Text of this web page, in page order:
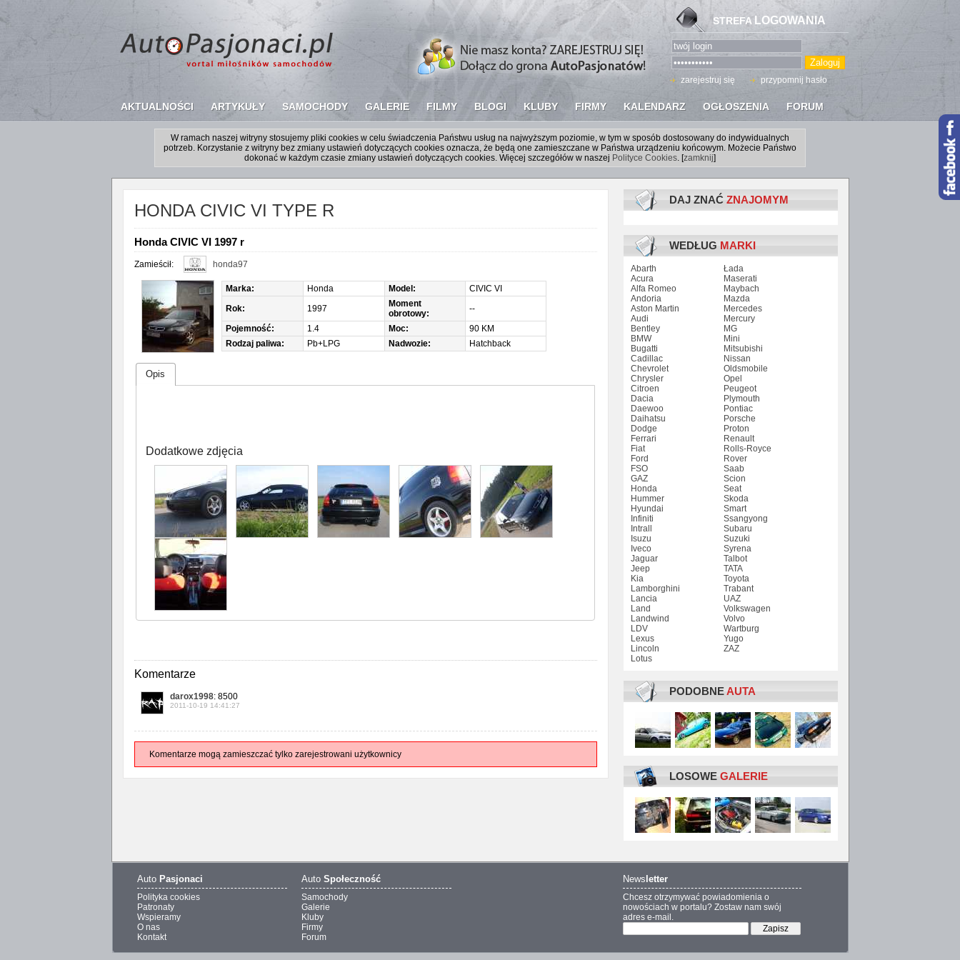
AKTUALNOŚCI ARTYKUŁY SAMOCHODY GALERIE FILMY BLOGI KLUBY FIRMY KALENDARZ OGŁOSZENIA FORUM
STREFA LOGOWANIA
zarejestruj się przypomnij hasło
W ramach naszej witryny stosujemy pliki cookies w celu świadczenia Państwu usług na najwyższym poziomie, w tym w sposób dostosowany do indywidualnych
potrzeb. Korzystanie z witryny bez zmiany ustawień dotyczących cookies oznacza, że będą one zamieszczane w Państwa urządzeniu końcowym. Możecie Państwo
dokonać w każdym czasie zmiany ustawień dotyczących cookies. Więcej szczegółów w naszej Polityce Cookies. [zamknij]
HONDA CIVIC VI TYPE R
Honda CIVIC VI 1997 r
Zamieścił: honda97
Marka: Honda Model:
CIVIC VI
Rok:
1997
Moment
obrotowy:
--
Pojemność:
1.4 Moc:
90 KM
Rodzaj paliwa:
Pb+LPG Nadwozie: Hatchback
Opis
Dodatkowe zdjęcia
Komentarze
darox1998: 8500
2011-10-19 14:41:27
Komentarze mogą zamieszczać tylko zarejestrowani użytkownicy
DAJ ZNAĆ ZNAJOMYM
WEDŁUG MARKI
Abarth
Acura
Alfa Romeo
Andoria
Aston Martin
Audi
Bentley
BMW
Bugatti
Cadillac
Chevrolet
Chrysler
Citroen
Dacia
Daewoo
Daihatsu
Dodge
Ferrari
Fiat
Ford
FSO
GAZ
Honda
Hummer
Hyundai
Infiniti
Intrall
Isuzu
Iveco
Jaguar
Jeep
Kia
Lamborghini
Lancia
Land
Landwind
LDV
Lexus
Lincoln
Lotus
Łada
Maserati
Maybach
Mazda
Mercedes
Mercury
MG
Mini
Mitsubishi
Nissan
Oldsmobile
Opel
Peugeot
Plymouth
Pontiac
Porsche
Proton
Renault
Rolls-Royce
Rover
Saab
Scion
Seat
Skoda
Smart
Ssangyong
Subaru
Suzuki
Syrena
Talbot
TATA
Toyota
Trabant
UAZ
Volkswagen
Volvo
Wartburg
Yugo
ZAZ
PODOBNEAUTA
LOSOWE GALERIE
Auto Pasjonaci
Polityka cookies
Patronaty
Wspieramy
O nas
Kontakt
Auto Społeczność
Samochody
Galerie
Kluby
Firmy
Forum
News letter
Chcesz otrzymywać powiadomienia o
nowościach w portalu? Zostaw nam swój
adres e-mail.